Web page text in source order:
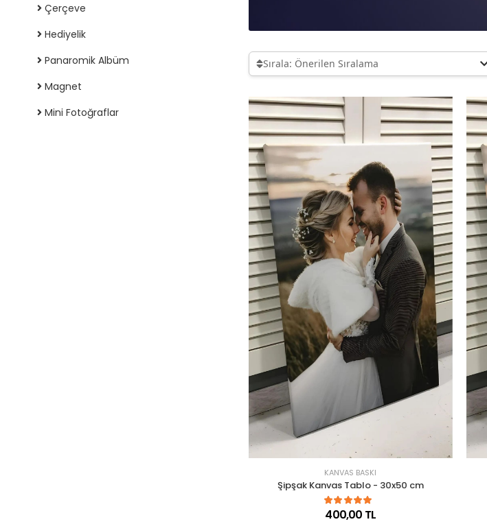
Çerçeve
Hediyelik
Panaromik Albüm
Magnet
Mini Fotoğraflar
Sırala: Önerilen Sıralama
KANVAS BASKI
Şipşak Kanvas Tablo - 30x50 cm
400,00 TL